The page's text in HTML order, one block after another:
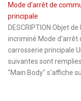
Mode d'arrêt de
principale
DESCRIPTION Objet
incriminé Mode d'arrêt
carrosserie principale
suivantes sont
"Main Body" s'affiche